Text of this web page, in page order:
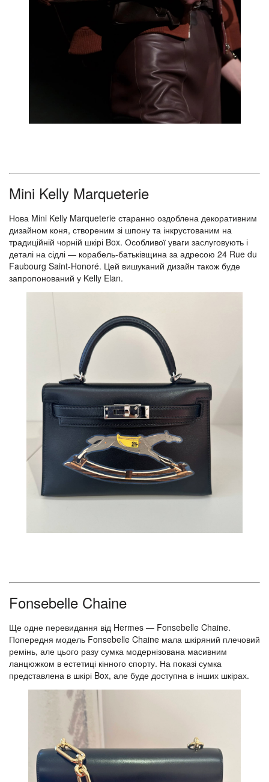
Mini Kelly Marqueterie
Нова Mini Kelly Marqueterie старанно оздоблена декоративним
дизайном коня, створеним зі шпону та інкрустованим на
традиційній чорній шкірі Box. Особливої ​​уваги заслуговують і
деталі на сідлі — корабель-батьківщина за адресою 24 Rue du
Faubourg Saint-Honoré. Цей вишуканий дизайн також буде
запропонований у Kelly Elan.
Fonsebelle Chaine
Ще одне перевидання від Hermеs — Fonsebelle Chaine.
Попередня модель Fonsebelle Chaine мала шкіряний плечовий
ремінь, але цього разу сумка модернізована масивним
ланцюжком в естетиці кінного спорту. На показі сумка
представлена в шкірі Box, але буде доступна в інших шкірах.